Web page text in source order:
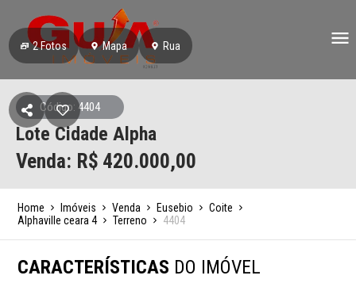
2Fotos Mapa Rua
Código: 4404
Lote Cidade Alpha
Venda: R$ 420.000,00
Home Imóveis Venda Eusebio
Coite
Alphaville ceara 4
Terreno 4404
CARACTERÍSTICAS DO IMÓVEL